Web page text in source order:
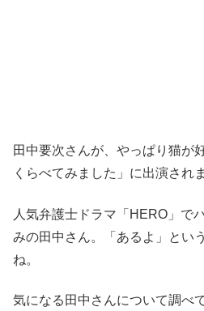
田中要次さんが、やっぱり猫が
くらべてみました」に出演され
人気弁護士ドラマ「HERO」で
みの田中さん。「あるよ」とい
ね。
気になる田中さんについて調べ